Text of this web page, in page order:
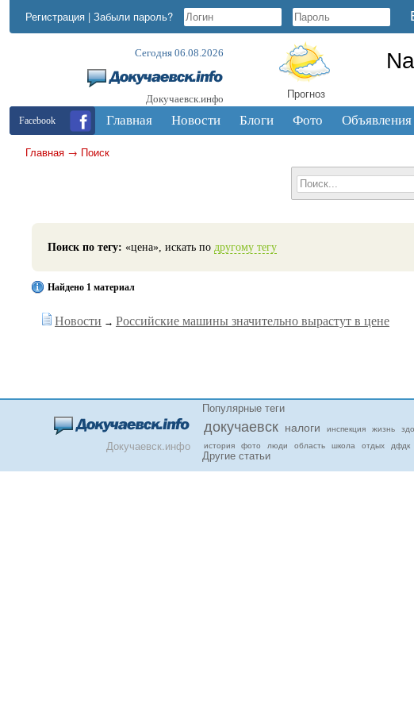
Регистрация | Забыли пароль?
Сегодня 06.08.2026
Докучаевск.инфо Прогноз
Facebook Главная Новости Блоги Фото Объявления
Главная → Поиск
Поиск по тегу: «цена», искать по другому тегу
Найдено 1 материал
Новости → Российские машины значительно вырастут в цене
Популярные теги
докучаевск налоги инспекция жизнь
история фото люди область школа отдых дфдк
Другие статьи
Докучаевск.инфо